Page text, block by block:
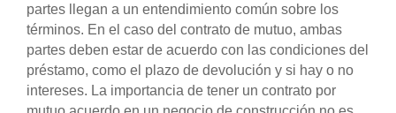
partes llegan a un entendimiento común sobre los
términos. En el caso del contrato de mutuo, ambas
partes deben estar de acuerdo con las condiciones del
préstamo, como el plazo de devolución y si hay o no
intereses. La importancia de tener un contrato por